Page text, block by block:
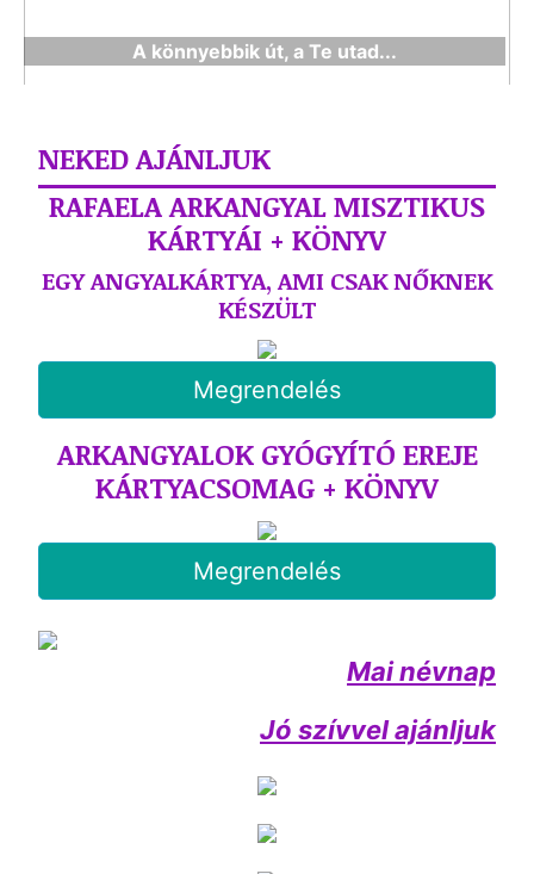
A könnyebbik út, a Te utad...
NEKED AJÁNLJUK
RAFAELA ARKANGYAL MISZTIKUS
KÁRTYÁI + KÖNYV
EGY ANGYALKÁRTYA, AMI CSAK NŐKNEK
KÉSZÜLT
Megrendelés
ARKANGYALOK GYÓGYÍTÓ EREJE
KÁRTYACSOMAG + KÖNYV
Megrendelés
Mai névnap
Jó szívvel ajánljuk